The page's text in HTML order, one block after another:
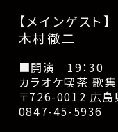
【メインゲスト】
木村徹二
■開演 19：30
カラオケ喫茶 歌集
〒726-0012 広
0847-45-5936